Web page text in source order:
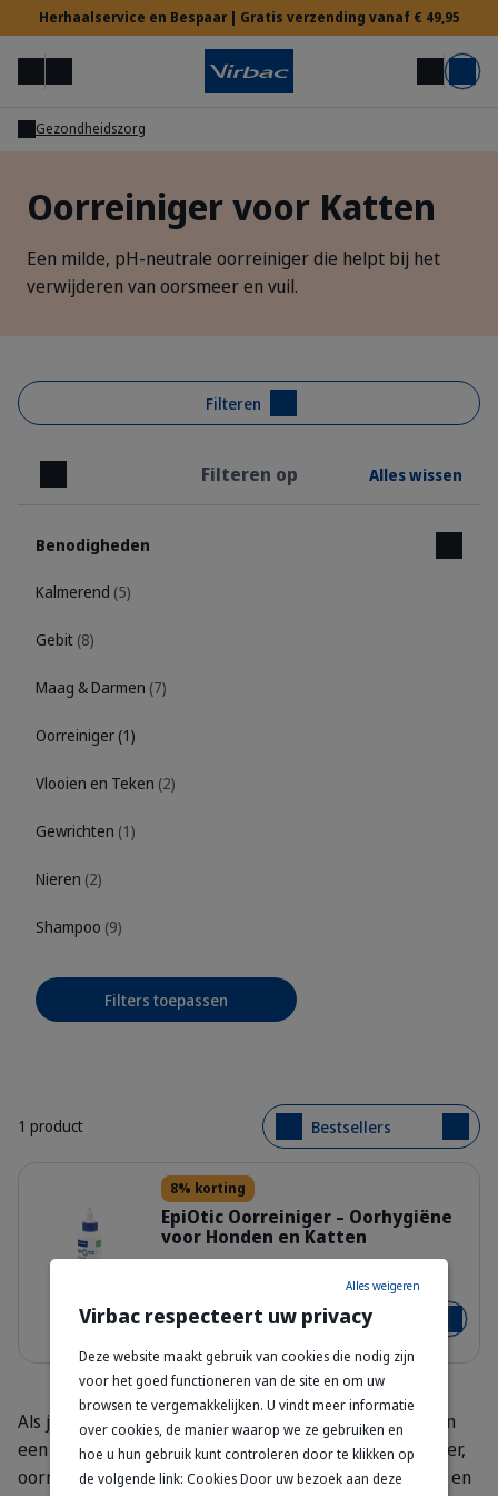
Herhaalservice en Bespaar | Gratis verzending vanaf € 49,95
MenuZoek op Mijn account Mand
Hulp nodig?
Gezondheidszorg
Oorreiniger voor Katten
Een milde, pH-neutrale oorreiniger die helpt bij het
verwijderen van oorsmeer en vuil.
Filteren
Sluiten Filteren op Alles wissen
Benodigheden
Kalmerend (5)
Gebit (8)
Maag & Darmen (7)
Oorreiniger (1)
Vlooien en Teken (2)
Gewrichten (1)
Nieren (2)
Shampoo (9)
Filters toepassen
1 product Bestsellers
8% korting
EpiOtic Oorreiniger – Oorhygiëne
voor Honden en Katten
€ 20,29€ 22,05 Voeg
Als je merkt dat je kat aan zijn oren krabt of wrijft, kan
een goede oorreiniging nuttig zijn. Overmatig oorsmeer,
oormijten, bacteriën of vuil kunnen allemaal ongemak en
Virbac respecteert uw privacy
Deze website maakt gebruik van cookies die nodig zijn
voor het goed functioneren van de site en om uw
browsen te vergemakkelijken. U vindt meer informatie
over cookies, de manier waarop we ze gebruiken en
hoe u hun gebruik kunt controleren door te klikken op
de volgende link: Cookies Door uw bezoek aan deze
Alles weigeren